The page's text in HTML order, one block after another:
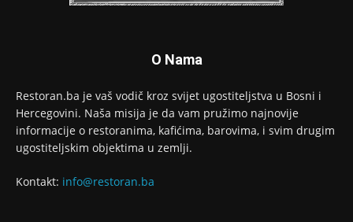
O Nama
Restoran.ba je vaš vodič kroz svijet ugostiteljstva u Bosni i
Hercegovini. Naša misija je da vam pružimo najnovije
informacije o restoranima, kafićima, barovima, i svim drugim
ugostiteljskim objektima u zemlji.
Kontakt: info@restoran.ba